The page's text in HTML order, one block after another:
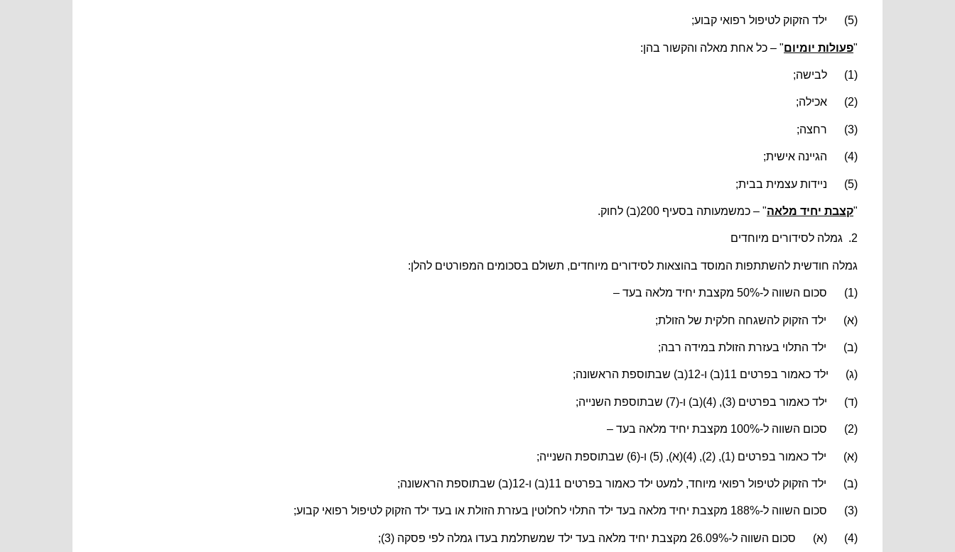
(5) ילד הזקוק לטיפול רפואי קבוע;
"פעולות יומיום" – כל אחת מאלה והקשור בהן:
(1) לבישה;
(2) אכילה;
(3) רחצה;
(4) הגיינה אישית;
(5) ניידות עצמית בבית;
"קצבת יחיד מלאה" – כמשמעותה בסעיף 200(ב) לחוק.
2. גמלה לסידורים מיוחדים
גמלה חודשית להשתתפות המוסד בהוצאות לסידורים מיוחדים, תשולם בסכומים המפורטים להלן:
(1) סכום השווה ל-50% מקצבת יחיד מלאה בעד –
(א) ילד הזקוק להשגחה חלקית של הזולת;
(ב) ילד התלוי בעזרת הזולת במידה רבה;
(ג) ילד כאמור בפרטים 11(ב) ו-12(ב) שבתוספת הראשונה;
(ד) ילד כאמור בפרטים (3), (4)(ב) ו-(7) שבתוספת השנייה;
(2) סכום השווה ל-100% מקצבת יחיד מלאה בעד –
(א) ילד כאמור בפרטים (1), (2), (4)(א), (5) ו-(6) שבתוספת השנייה;
(ב) ילד הזקוק לטיפול רפואי מיוחד, למעט ילד כאמור בפרטים 11(ב) ו-12(ב) שבתוספת הראשונה;
(3) סכום השווה ל-188% מקצבת יחיד מלאה בעד ילד התלוי לחלוטין בעזרת הזולת או בעד ילד הזקוק לטיפול רפואי קבוע;
(4) (א) סכום השווה ל-26.09% מקצבת יחיד מלאה בעד ילד שמשתלמת בעדו גמלה לפי פסקה (3);